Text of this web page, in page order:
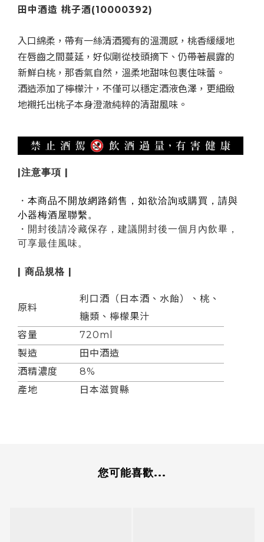
田中酒造 桃子酒(10000392)
入口綿柔，帶有一絲清酒獨有的溫潤感，桃香緩緩地
在唇齒之間蔓延，好似剛從枝頭摘下、仍帶著晨露的
新鮮白桃，那香氣自然，溫柔地甜味包裹住味蕾。
酒造添加了檸檬汁，不僅可以穩定酒液色澤，更細緻
地襯托出桃子本身澄澈純粹的清甜風味。
|注意事項 |
・ 本商品不開放網路銷售，如欲洽詢或購買，請與
小器梅酒屋聯繫。
・開封後請冷藏保存，建議開封後一個月內飲畢，
可享最佳風味。
| 商品規格 |
原料
利口酒（日本酒、水飴）、桃、
糖類、檸檬果汁
容量
720ml
製造
田中酒造
酒精濃度
8%
產地
日本滋賀縣
您可能喜歡...